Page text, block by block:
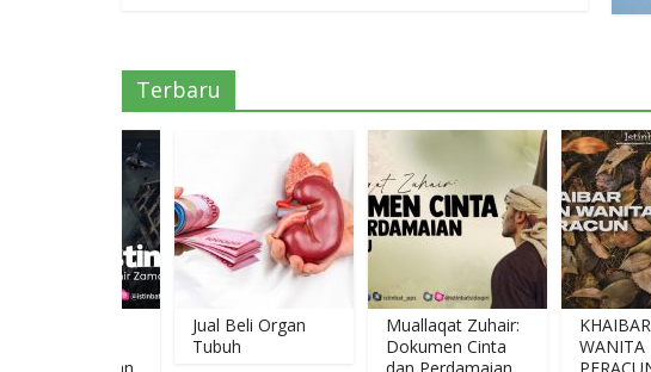
Terbaru
Jual Beli Organ
Tubuh
Muallaqat Zuhair:
Dokumen Cinta
KHAIBAR DAN
WANITA